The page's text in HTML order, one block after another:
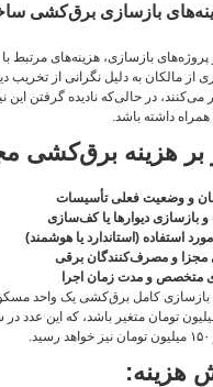
بازسازی، هزینه‌های مرتبط
مالکان به دلیل نگرانی از تخریب
در حالی‌که نادیده گرفتن این
همراه داشته باشد.
بر هزینه برق‌کشی
و وضعیت فعلی تأسیسات
و بازسازی دیوارها یا کف‌سازی
استفاده (استاندارد یا هوشمند)
مجزا و مصرف‌کنندگان برقی
متخصص و مدت زمان اجرا
بین ۵۰ تا ۹۰ میلیون تومان متغیر باشد، که
هزینه: